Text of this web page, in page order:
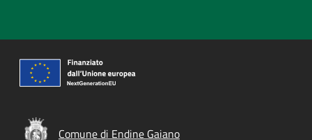
Comune di Endine Gaiano